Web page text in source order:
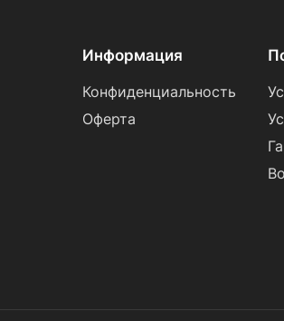
Информация
Конфиденциальность
Оферта